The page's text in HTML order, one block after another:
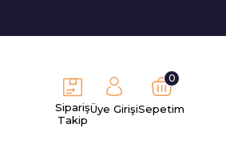
Sipariş
Takip
Üye GirişiSepetim
0